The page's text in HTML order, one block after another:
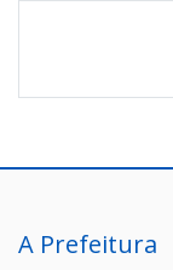
A Prefeitura